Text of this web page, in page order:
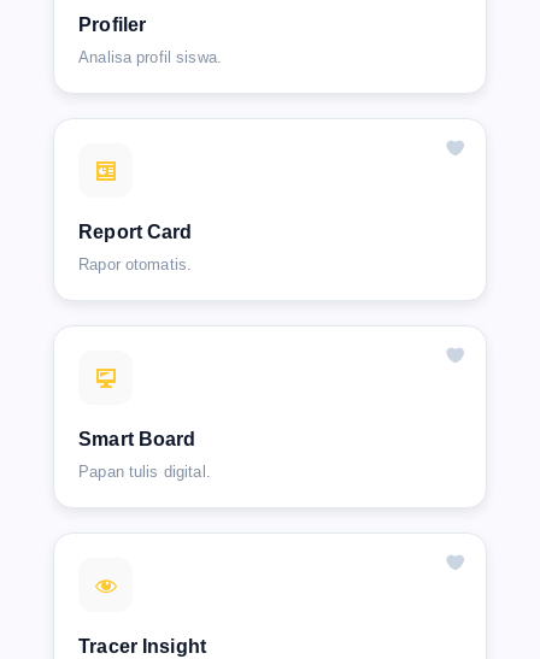
Profiler
Analisa profil siswa.
Report Card
Rapor otomatis.
Smart Board
Papan tulis digital.
Tracer Insight